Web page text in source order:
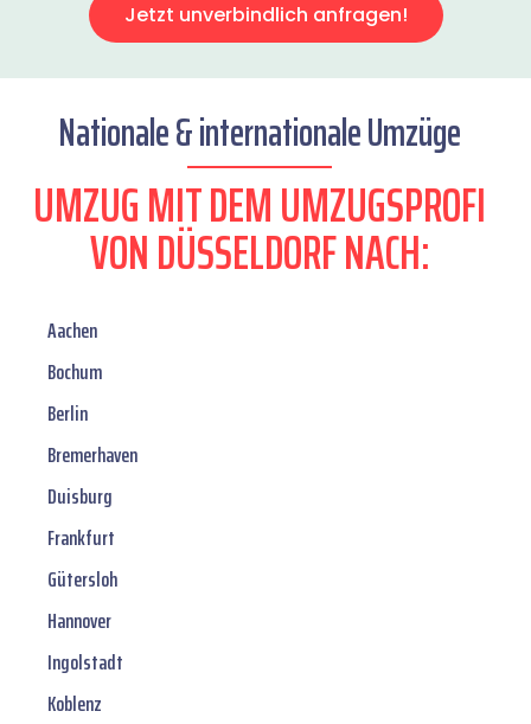
Jetzt unverbindlich anfragen!
Nationale & internationale Umzüge
UMZUG MIT DEM UMZUGSPROFI
VON DÜSSELDORF NACH:
Aachen
Bochum
Berlin
Bremerhaven
Duisburg
Frankfurt
Gütersloh
Hannover
Ingolstadt
Koblenz